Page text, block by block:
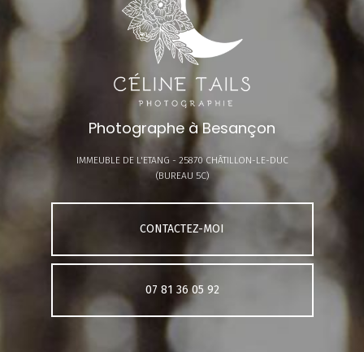
Photographe à Besançon
IMMEUBLE DE L'ETANG - 25870 CHÂTILLON-LE-DUC
(BUREAU 5C)
CONTACTEZ-MOI
07 81 36 05 92